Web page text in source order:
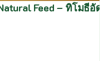
Feed – ทิโม